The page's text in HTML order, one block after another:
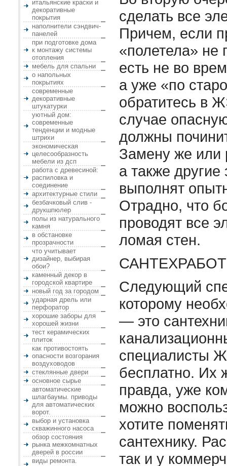
итальянские краски и
декоративные
покрытия
наполнители сэндвич-
панелей
при подготовке дома
к монтажу системы
отопления
мебель для спальни
о напольных
покрытиях
современные
декоративные
штукатурки
уютный дом:
современные
тенденции и модные
штрихи
экономическая
целесообразность
мебели из дсп
работа с древесиной:
распиловка и
соединение
архитектурные стили
безбачковый слив -
друкшпюлер
полы из натурального
камня
в обстановке
прозрачности
что учитывает
дизайнер, выбирая
обои?
каменный декор в
городской квартире
новый год за городом
ударная дрель или
перфоратор
хорошие заборы для
хорошей жизни
тест керамических
плиток
как противостоять
опасности возгорания
воздуховодов
стеклянные двери
основное сырье
автоматические
шлагбаумы. приводы
для автоматических
ворот.
выбор и установка
скважинного насоса
обзор состояния
рынка межкомнатных
дверей в россии
виды ремонта.
сделать все
Причем, если
«полетела» не
есть не во
а уже «по
обратитесь в
случае
должны
Замену же или
а также другие
выполнят
Отрадно, что
проводят все
ломая стен.
Следующий
которому
— это
специалисты
бесплатно. Их
правда, уже
можно
хотите
сантехнику.
так и у